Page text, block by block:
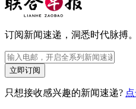
订阅新闻速递，洞悉时代脉搏。
立即订阅
只想接收感兴趣的新闻速递?